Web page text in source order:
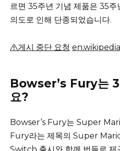
르면 35주년 기념 제품은 35
의도로 인해 단종되었습니다.
게시 중단 요청
Bowser’s Fury는
요?
Bowser’s Fury는 Super
Fury라는 제목의 Super
Switch 출시와 함께 번들로 제